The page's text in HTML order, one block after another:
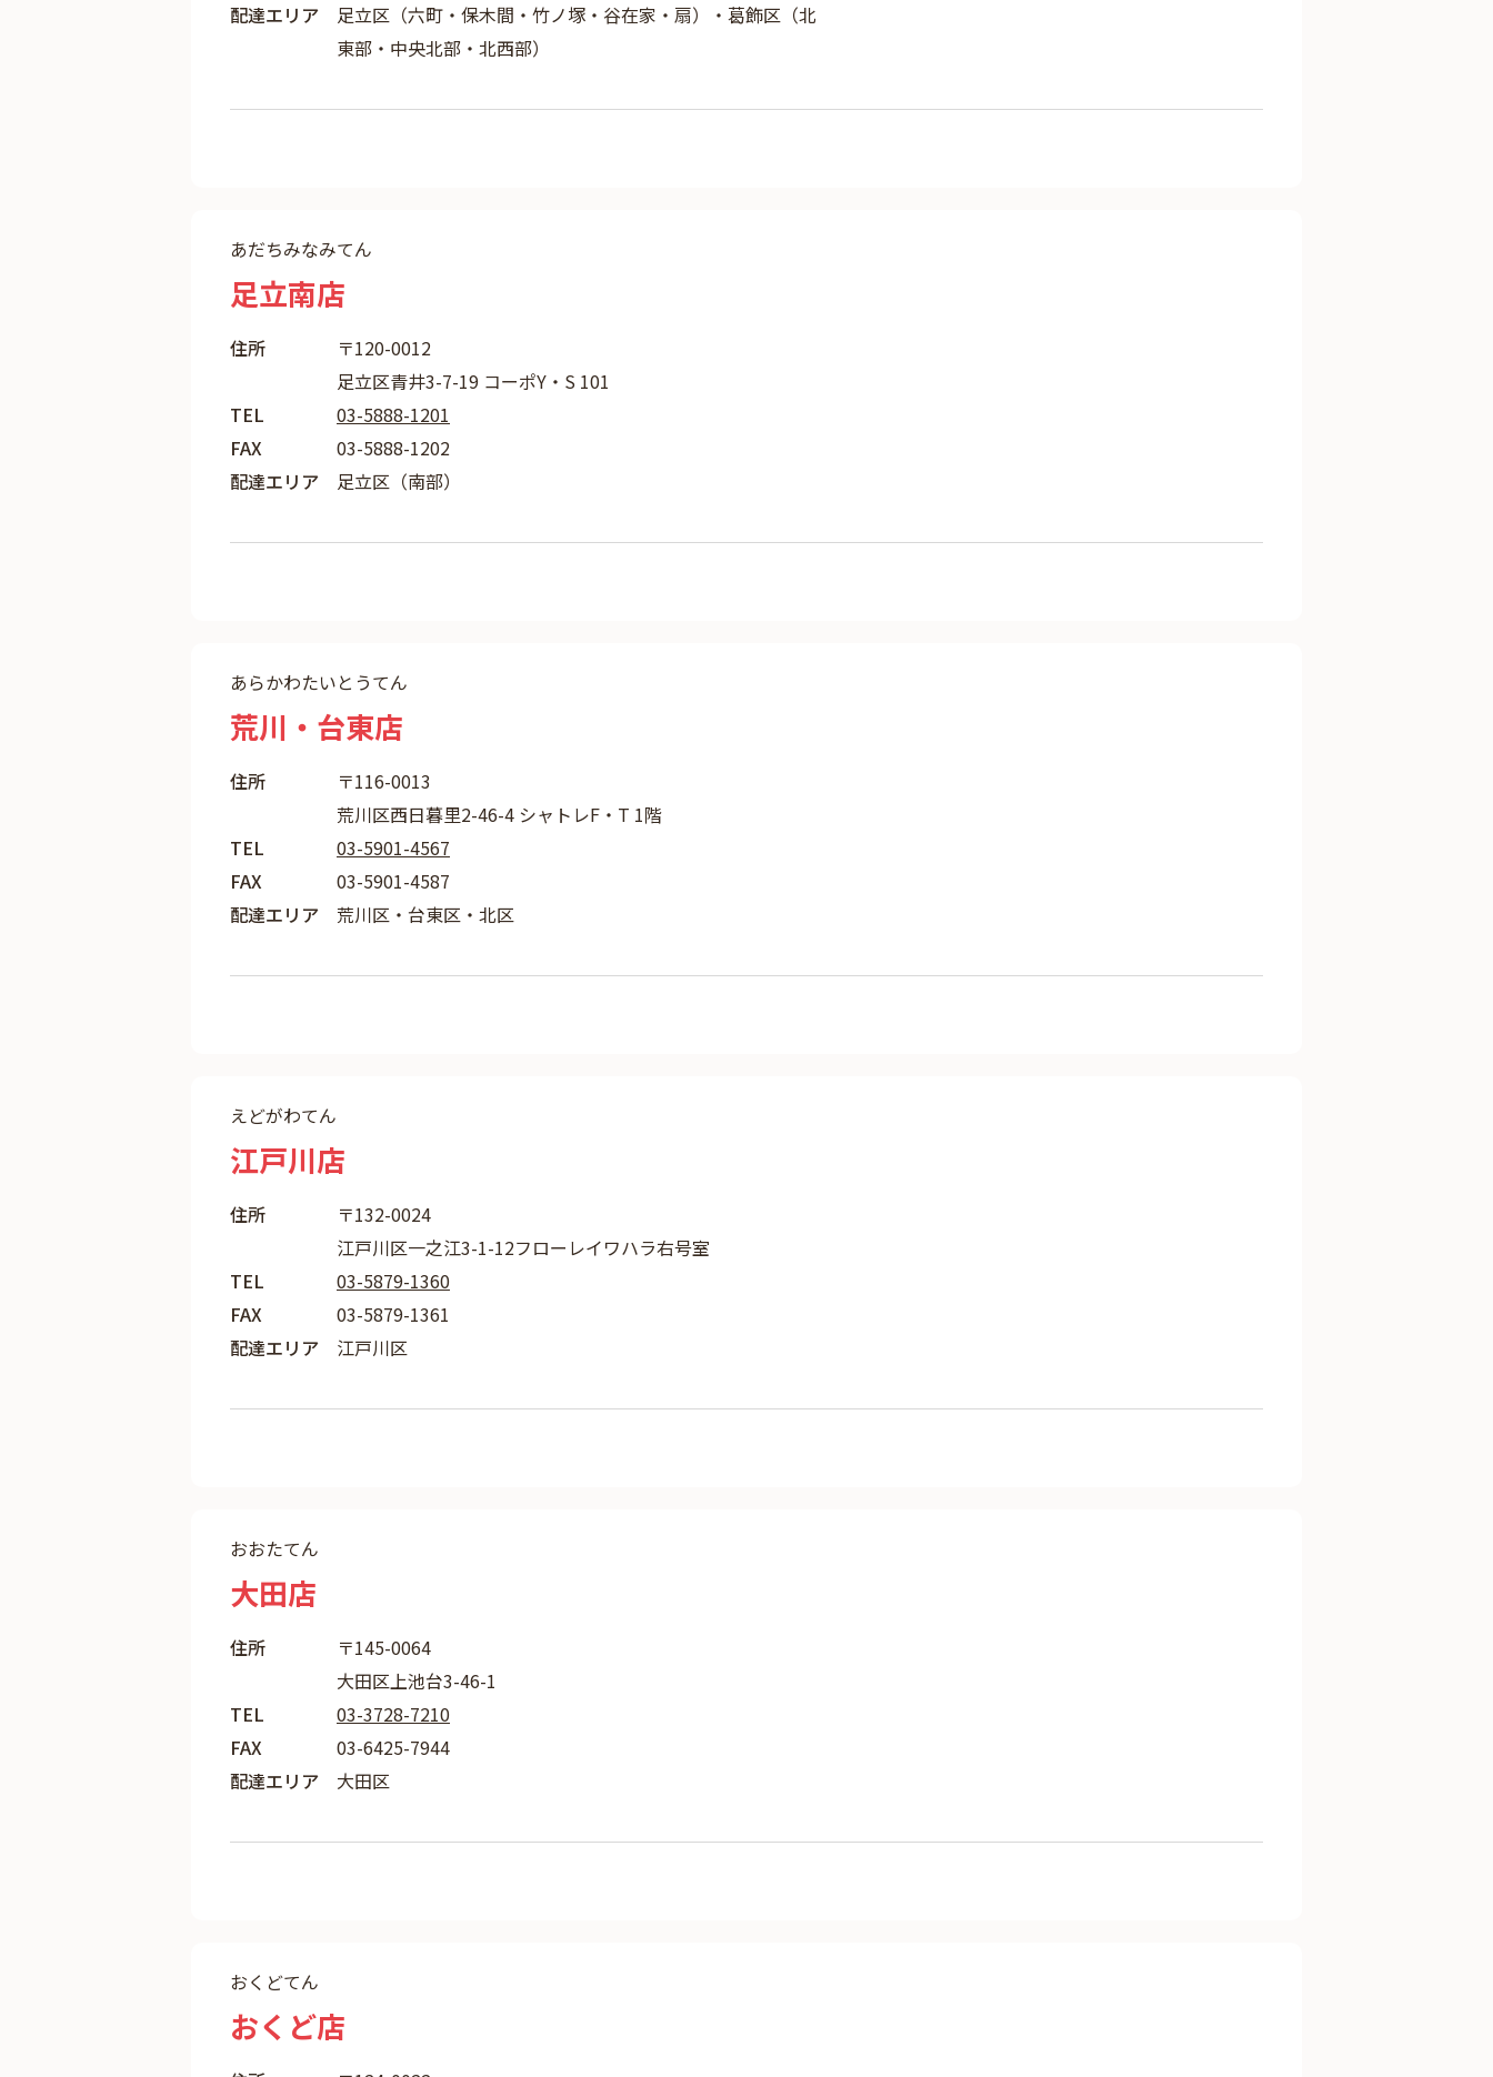
配達エリア
足立区（六町・保木間・竹ノ塚・谷在家・扇）・葛飾区（北
東部・中央北部・北西部）
あだちみなみてん
足立南店
住所
〒120-0012
足立区青井3-7-19 コーポY・S 101
TEL
03-5888-1201
FAX
03-5888-1202
配達エリア
足立区（南部）
あらかわたいとうてん
荒川・台東店
住所
〒116-0013
荒川区西日暮里2-46-4 シャトレF・T 1階
TEL
03-5901-4567
FAX
03-5901-4587
配達エリア
荒川区・台東区・北区
えどがわてん
江戸川店
住所
〒132-0024
江戸川区一之江3-1-12フローレイワハラ右号室
TEL
03-5879-1360
FAX
03-5879-1361
配達エリア
江戸川区
おおたてん
大田店
住所
〒145-0064
大田区上池台3-46-1
TEL
03-3728-7210
FAX
03-6425-7944
配達エリア
大田区
おくどてん
おくど店